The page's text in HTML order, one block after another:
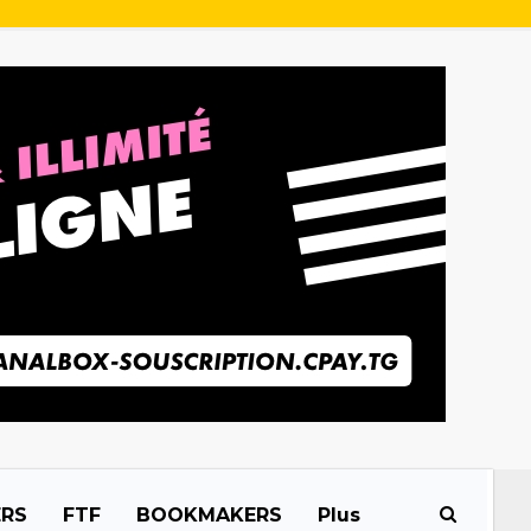
FTF BOOKMAKERS Plus